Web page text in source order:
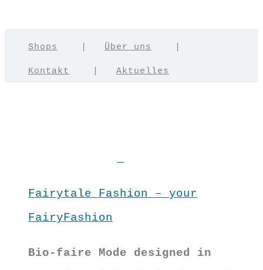
Shops Über uns
Kontakt Aktuelles
Fairytale Fashion – your
FairyFashion
Bio-faire Mode designed in